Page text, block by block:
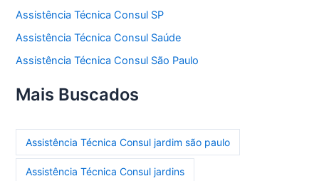
Assistência Técnica Consul SP
Assistência Técnica Consul Saúde
Assistência Técnica Consul São Paulo
Mais Buscados
Assistência Técnica Consul jardim são paulo
Assistência Técnica Consul jardins